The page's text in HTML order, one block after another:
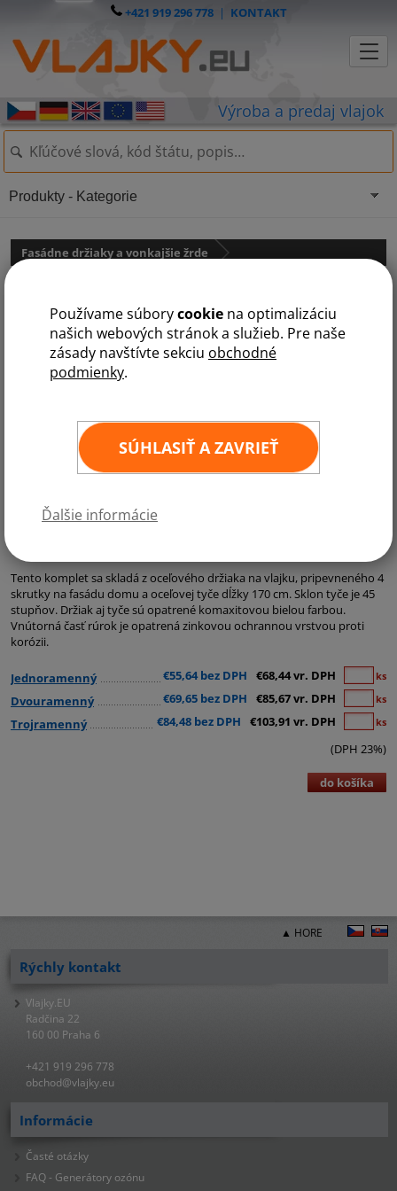
Používame súborycookie na optimalizáciu
našich webových stránok a služieb. Pre naše
zásady navštívte sekciu obchodné
podmienky.
SÚHLASIŤ A ZAVRIEŤ
Ďalšie informácie
+421 919 296 778| KONTAKT
Fasádne držiaky a vonkajšie žrde
komplet + oceľové tyče
Tento komplet sa skladá z oceľového držiaka na vlajku, pripevneného 4
skrutky na fasádu domu a oceľovej tyče dĺžky 170 cm. Sklon tyče je 45
stupňov. Držiak aj tyče sú opatrené komaxitovou bielou farbou.
Vnútorná časť rúrok je opatrená zinkovou ochrannou vrstvou proti
korózii.
Jednoramenný €55,64 bez DPH €68,44 vr. DPH ks
Dvouramenný €69,65 bez DPH €85,67 vr. DPH ks
Trojramenný €84,48 bez DPH €103,91 vr. DPH ks
(DPH 23%)
do košíka
Produkty - Kategorie
▲ HORE
Rýchly kontakt
Vlajky.EU
Radčina 22
160 00 Praha 6
+421 919 296 778
obchod@vlajky.eu
Informácie
Časté otázky
FAQ - Generátory ozónu